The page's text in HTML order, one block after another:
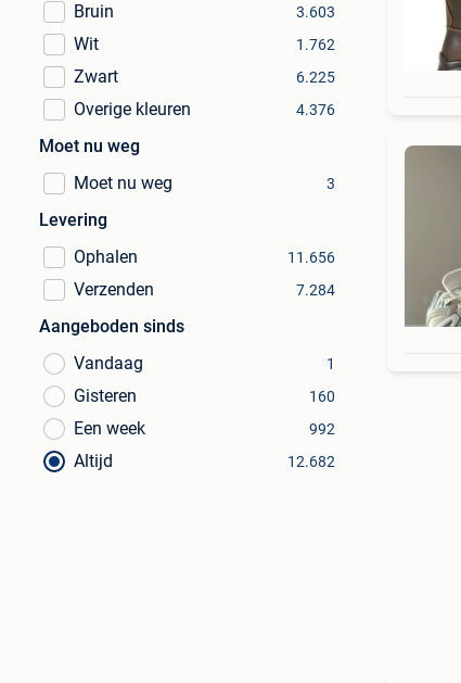
Bruin 3.603
Wit 1.762
Zwart 6.225
Overige kleuren 4.376
Moet nu weg
Moet nu weg
3
Levering
Ophalen
11.656
Verzenden 7.284
Aangeboden sinds
Vandaag
1
Gisteren 160
Een week 992
Altijd 12.682